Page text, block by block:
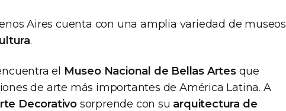
Aires cuenta con una amplia variedad de museos
.
el Museo Nacional de Bellas Artesque
de arte más importantes de América Latina. A
Decorativo sorprende con su arquitectura de